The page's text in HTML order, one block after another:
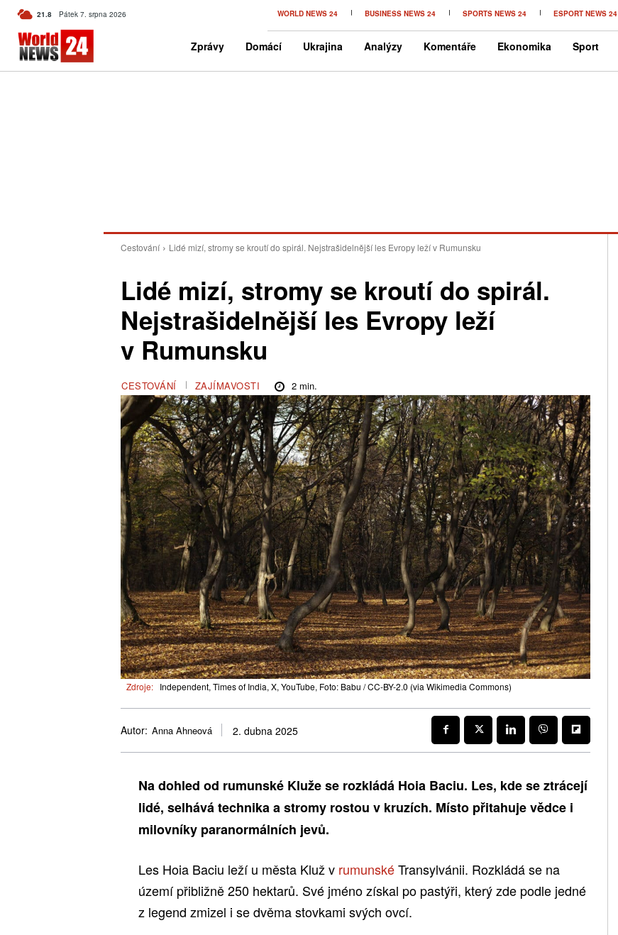
21.8 C Czech
Pátek 7. srpna 2026 WORLD NEWS 24 BUSINESS NEWS 24 SPORTS NEWS 24 ESPORT NEWS 24
Zprávy Domácí Ukrajina Analýzy Komentáře Ekonomika Sport
Cestování Lidé mizí, stromy se kroutí do spirál. Nejstrašidelnější les Evropy leží v Rumunsku
Lidé mizí, stromy se kroutí do spirál.
Nejstrašidelnější les Evropy leží
v Rumunsku
CESTOVÁNÍ ZAJÍMAVOSTI 2 min.
Zdroje: Independent, Times of India, X, YouTube, Foto: Babu / CC-BY-2.0 (via Wikimedia Commons)
Autor: Anna Ahneová 2. dubna 2025
Na dohled od rumunské Kluže se rozkládá Hoia Baciu. Les, kde se ztrácejí
lidé, selhává technika a stromy rostou v kruzích. Místo přitahuje vědce i
milovníky paranormálních jevů.
Les Hoia Baciu leží u města Kluž v rumunskéTransylvánii. Rozkládá se na
území přibližně 250 hektarů. Své jméno získal po pastýři, který zde podle jedné
z legend zmizel i se dvěma stovkami svých ovcí.